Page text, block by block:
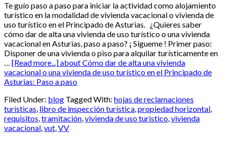
Te guío paso a paso para iniciar la actividad como alojamiento
turístico en la modalidad de vivienda vacacional o vivienda de
uso turístico en el Principado de Asturias. ¿Quieres saber
cómo dar de alta una vivienda de uso turístico o una vivienda
vacacional en Asturias, paso a paso? ¡ Sígueme ! Primer paso:
Disponer de una vivienda o piso para alquilar turísticamente en
… [Read more...]about Cómo dar de alta una vivienda
vacacional o una vivienda de uso turístico en el Principado de
Asturias: Paso a paso
Filed Under: blog Tagged With: hojas de reclamaciones
turísticas, libro de inspección turística,propiedad horizontal,
requisitos,tramitación,vivienda de uso turistico,vivienda
vacacional,vut,VV